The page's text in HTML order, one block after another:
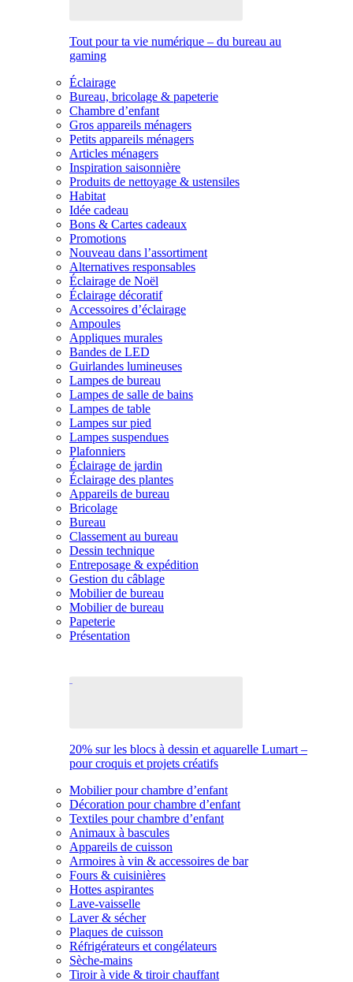
Tout pour ta vie numérique – du bureau au
gaming
Éclairage
Bureau, bricolage & papeterie
Chambre d’enfant
Gros appareils ménagers
Petits appareils ménagers
Articles ménagers
Inspiration saisonnière
Produits de nettoyage & ustensiles
Habitat
Idée cadeau
Bons & Cartes cadeaux
Promotions
Nouveau dans l’assortiment
Alternatives responsables
Éclairage de Noël
Éclairage décoratif
Accessoires d’éclairage
Ampoules
Appliques murales
Bandes de LED
Guirlandes lumineuses
Lampes de bureau
Lampes de salle de bains
Lampes de table
Lampes sur pied
Lampes suspendues
Plafonniers
Éclairage de jardin
Éclairage des plantes
Appareils de bureau
Bricolage
Bureau
Classement au bureau
Dessin technique
Entreposage & expédition
Gestion du câblage
Mobilier de bureau
Mobilier de bureau
Papeterie
Présentation
20% sur les blocs à dessin et aquarelle Lumart –
pour croquis et projets créatifs
Mobilier pour chambre d’enfant
Décoration pour chambre d’enfant
Textiles pour chambre d’enfant
Animaux à bascules
Appareils de cuisson
Armoires à vin & accessoires de bar
Fours & cuisinières
Hottes aspirantes
Lave-vaisselle
Laver & sécher
Plaques de cuisson
Réfrigérateurs et congélateurs
Sèche-mains
Tiroir à vide & tiroir chauffant